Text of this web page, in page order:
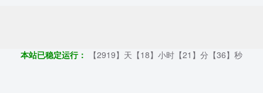
本站已稳定运行：
【2919】天【18】小时【21】分【37】秒